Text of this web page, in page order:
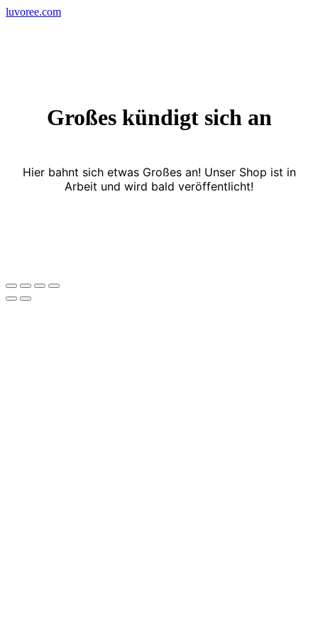
Skip
luvoree.com
Großes kündigt sich an
Hier bahnt sich etwas Großes an! Unser Shop ist in
Arbeit und wird bald veröffentlicht!